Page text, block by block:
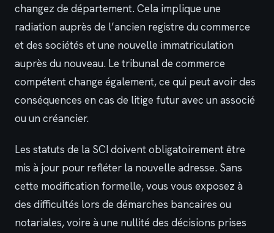
changez de département. Cela implique une
radiation auprès de l’ancien registre du commerce
et des sociétés et une nouvelle immatriculation
auprès du nouveau. Le tribunal de commerce
compétent change également, ce qui peut avoir des
conséquences en cas de litige futur avec un associé
ou un créancier.
Les statuts de la SCI doivent obligatoirement être
mis à jour pour refléter la nouvelle adresse. Sans
cette modification formelle, vous vous exposez à
des difficultés lors de démarches bancaires ou
notariales, voire à une nullité des décisions prises